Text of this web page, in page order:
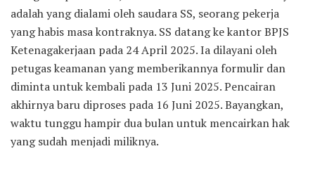
adalah yang dialami oleh saudara SS, seorang pekerja
yang habis masa kontraknya. SS datang ke kantor BPJS
Ketenagakerjaan pada 24 April 2025. Ia dilayani oleh
petugas keamanan yang memberikannya formulir dan
diminta untuk kembali pada 13 Juni 2025. Pencairan
akhirnya baru diproses pada 16 Juni 2025. Bayangkan,
waktu tunggu hampir dua bulan untuk mencairkan hak
yang sudah menjadi miliknya.